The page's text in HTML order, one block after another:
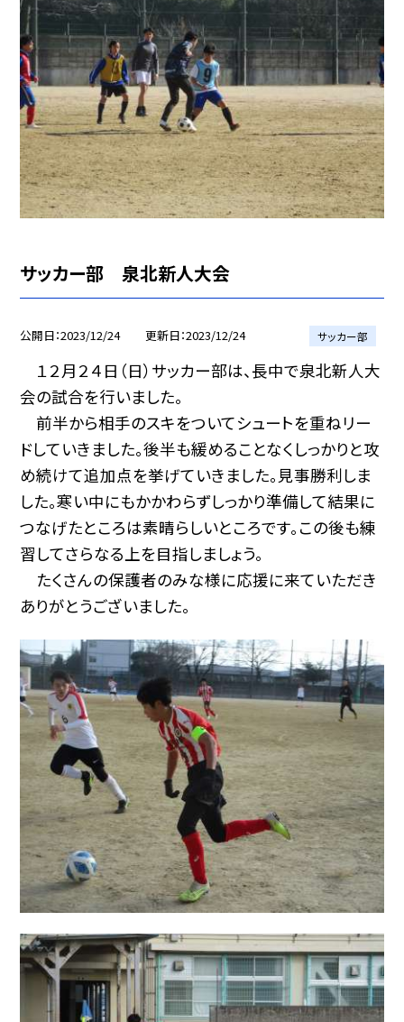
サッカー部 泉北新人大会
公開日 2023/12/24 更新日 2023/12/24 サッカー部
１２月２４日（日）サッカー部は、長中で泉北新人大
会の試合を行いました。
前半から相手のスキをついてシュートを重ねリー
ドしていきました。後半も緩めることなくしっかりと攻
め続けて追加点を挙げていきました。見事勝利しま
した。寒い中にもかかわらずしっかり準備して結果に
つなげたところは素晴らしいところです。この後も練
習してさらなる上を目指しましょう。
たくさんの保護者のみな様に応援に来ていただき
ありがとうございました。